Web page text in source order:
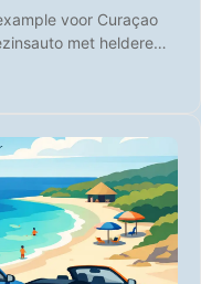
voor Curaçao
met heldere